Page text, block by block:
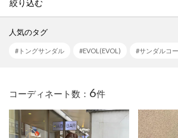
絞り込む
人気のタグ
#トングサンダル #EVOL(EVOL) #サンダルコ
コーディネート数： 6件